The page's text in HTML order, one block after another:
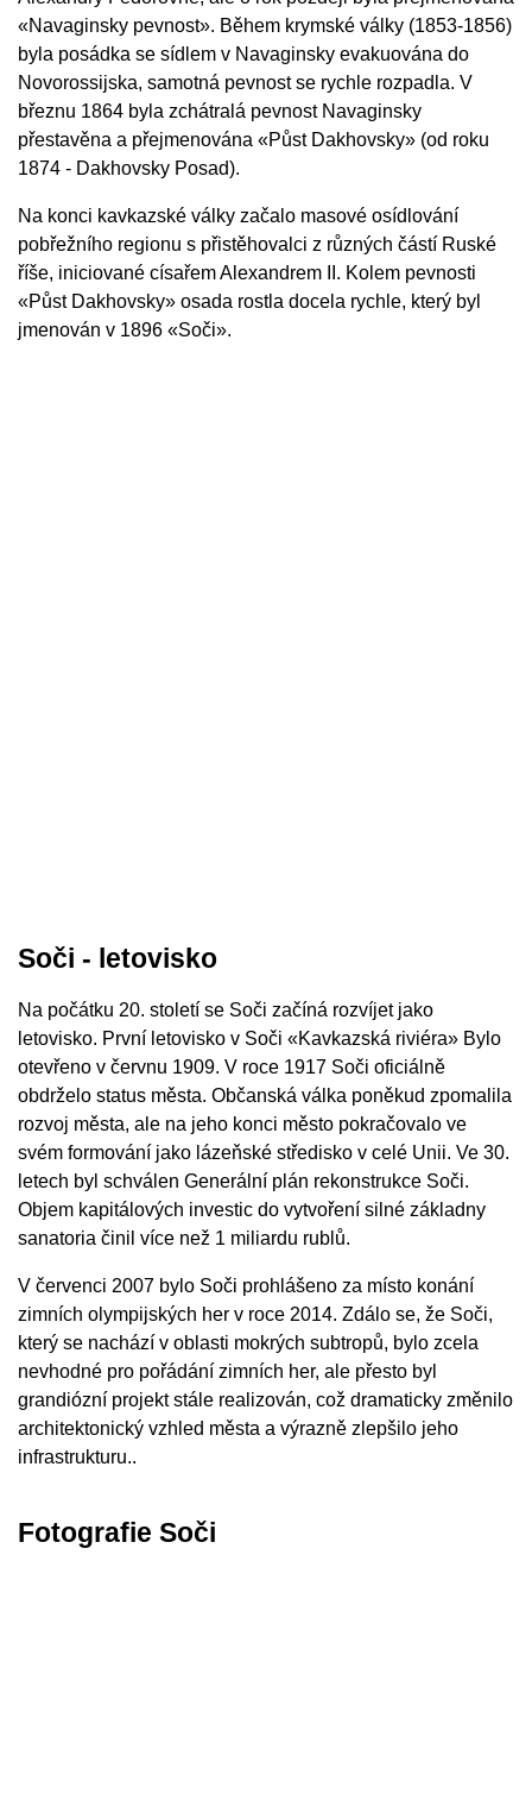
«Navaginsky pevnost». Během krymské války (1853-1856)
byla posádka se sídlem v Navaginsky evakuována do
Novorossijska, samotná pevnost se rychle rozpadla. V
březnu 1864 byla zchátralá pevnost Navaginsky
přestavěna a přejmenována «Půst Dakhovsky» (od roku
1874 - Dakhovsky Posad).
Na konci kavkazské války začalo masové osídlování
pobřežního regionu s přistěhovalci z různých částí Ruské
říše, iniciované císařem Alexandrem II. Kolem pevnosti
«Půst Dakhovsky» osada rostla docela rychle, který byl
jmenován v 1896 «Soči».
Soči - letovisko
Na počátku 20. století se Soči začíná rozvíjet jako
letovisko. První letovisko v Soči «Kavkazská riviéra» Bylo
otevřeno v červnu 1909. V roce 1917 Soči oficiálně
obdrželo status města. Občanská válka poněkud zpomalila
rozvoj města, ale na jeho konci město pokračovalo ve
svém formování jako lázeňské středisko v celé Unii. Ve 30.
letech byl schválen Generální plán rekonstrukce Soči.
Objem kapitálových investic do vytvoření silné základny
sanatoria činil více než 1 miliardu rublů.
V červenci 2007 bylo Soči prohlášeno za místo konání
zimních olympijských her v roce 2014. Zdálo se, že Soči,
který se nachází v oblasti mokrých subtropů, bylo zcela
nevhodné pro pořádání zimních her, ale přesto byl
grandiózní projekt stále realizován, což dramaticky změnilo
architektonický vzhled města a výrazně zlepšilo jeho
infrastrukturu..
Fotografie Soči